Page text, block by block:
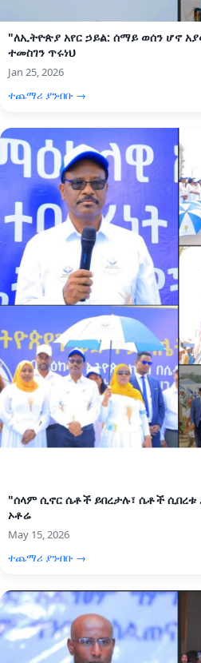
"ለኢትዮጵያ አየር ኃይል: ሰማይ ወሰን ሆኖ
ተመስገን ጥሩነህ
Jan 25, 2026
ተጨማሪ ያንብቡ →
"ሰላም ሲኖር ሴቶች ይበረታሉ፣ ሴቶች
ኦቶሬ
May 15, 2026
ተጨማሪ ያንብቡ →